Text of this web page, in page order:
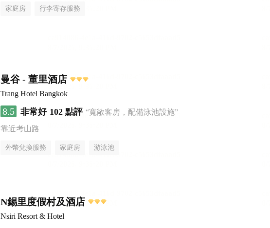
家庭房 行李寄存服務
曼谷 - 董里酒店
Trang Hotel Bangkok
8.5 非常好 102 點評 “寬敞客房，配備泳池設施”
靠近考山路
外幣兌換服務 家庭房 游泳池
N錫里度假村及酒店
Nsiri Resort & Hotel